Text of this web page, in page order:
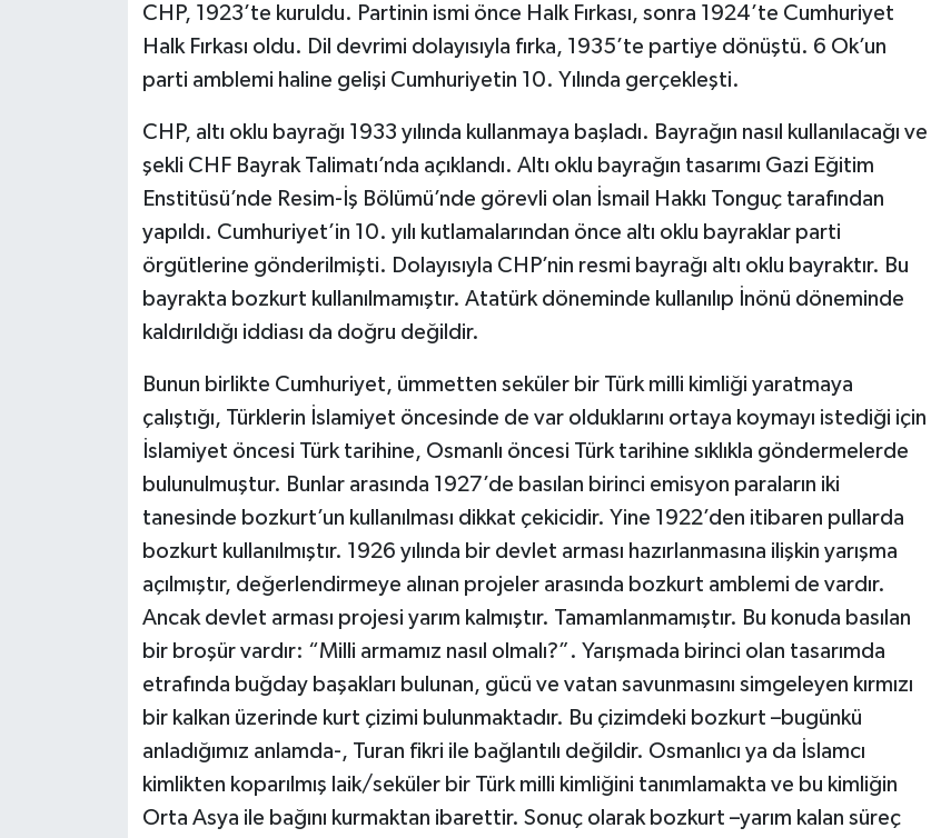
CHP, 1923’te kuruldu. Partinin ismi önce Halk Fırkası, sonra 1924’te Cumhuriyet
Halk Fırkası oldu. Dil devrimi dolayısıyla fırka, 1935’te partiye dönüştü. 6 Ok’un
parti amblemi haline gelişi Cumhuriyetin 10. Yılında gerçekleşti.
CHP, altı oklu bayrağı 1933 yılında kullanmaya başladı. Bayrağın nasıl kullanılacağı ve
şekli CHF Bayrak Talimatı’nda açıklandı. Altı oklu bayrağın tasarımı Gazi Eğitim
Enstitüsü’nde Resim-İş Bölümü’nde görevli olan İsmail Hakkı Tonguç tarafından
yapıldı. Cumhuriyet’in 10. yılı kutlamalarından önce altı oklu bayraklar parti
örgütlerine gönderilmişti. Dolayısıyla CHP’nin resmi bayrağı altı oklu bayraktır. Bu
bayrakta bozkurt kullanılmamıştır. Atatürk döneminde kullanılıp İnönü döneminde
kaldırıldığı iddiası da doğru değildir.
Bunun birlikte Cumhuriyet, ümmetten seküler bir Türk milli kimliği yaratmaya
çalıştığı, Türklerin İslamiyet öncesinde de var olduklarını ortaya koymayı istediği için
İslamiyet öncesi Türk tarihine, Osmanlı öncesi Türk tarihine sıklıkla göndermelerde
bulunulmuştur. Bunlar arasında 1927’de basılan birinci emisyon paraların iki
tanesinde bozkurt’un kullanılması dikkat çekicidir. Yine 1922’den itibaren pullarda
bozkurt kullanılmıştır. 1926 yılında bir devlet arması hazırlanmasına ilişkin yarışma
açılmıştır, değerlendirmeye alınan projeler arasında bozkurt amblemi de vardır.
Ancak devlet arması projesi yarım kalmıştır. Tamamlanmamıştır. Bu konuda basılan
bir broşür vardır: “Milli armamız nasıl olmalı?”. Yarışmada birinci olan tasarımda
etrafında buğday başakları bulunan, gücü ve vatan savunmasını simgeleyen kırmızı
bir kalkan üzerinde kurt çizimi bulunmaktadır. Bu çizimdeki bozkurt –bugünkü
anladığımız anlamda-, Turan fikri ile bağlantılı değildir. Osmanlıcı ya da İslamcı
kimlikten koparılmış laik/seküler bir Türk milli kimliğini tanımlamakta ve bu kimliğin
Orta Asya ile bağını kurmaktan ibarettir. Sonuç olarak bozkurt –yarım kalan süreç